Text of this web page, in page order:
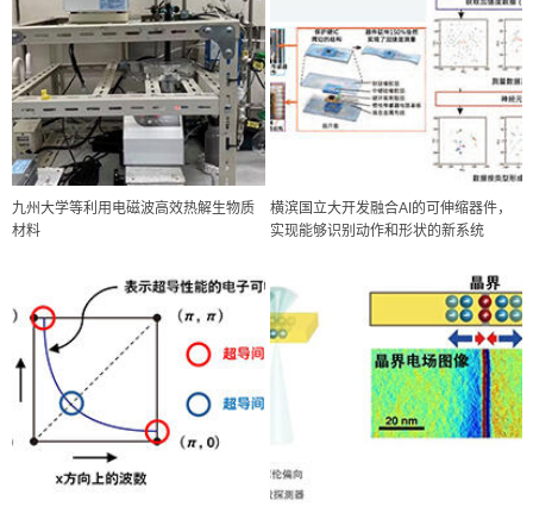
九州大学等利用电磁波高效热解生物质
材料
横滨国立大开发融合AI的可伸缩器件，
实现能够识别动作和形状的新系统